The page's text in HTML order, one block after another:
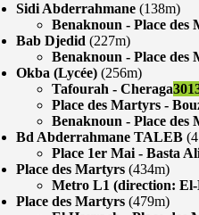
Sidi Abderrahmane (138m)
Benaknoun - Place des
Bab Djedid (227m)
Benaknoun - Place des
Okba (Lycée) (256m)
Tafourah - Cheraga
Place des Martyrs -
Benaknoun - Place des
Bd Abderrahmane TALEB
Place 1er Mai - Basta
Place des Martyrs (434m)
Metro L1 (direction:
Place des Martyrs (479m)